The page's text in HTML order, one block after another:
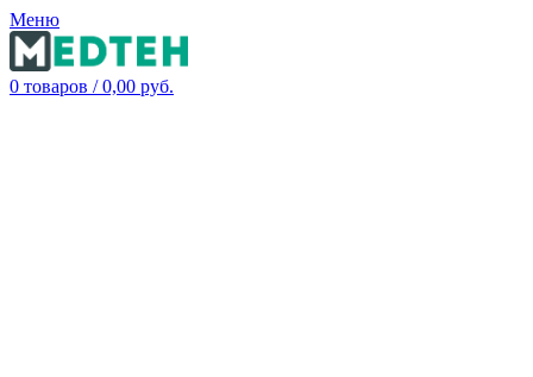
Меню
0 товаров / 0,00 руб.